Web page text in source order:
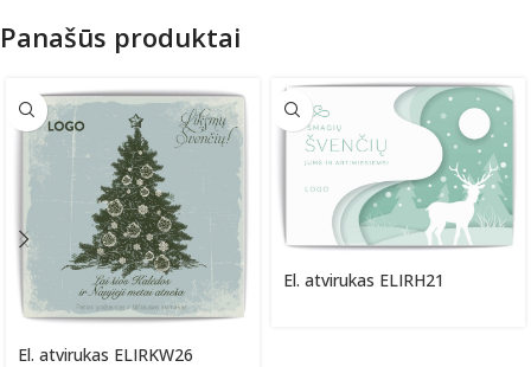
Panašūs produktai
El. atvirukas ELIRKW26
El. atvirukas ELIRH21